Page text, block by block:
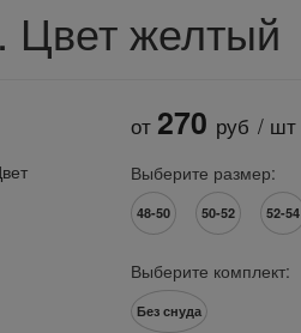
Цвет желтый
от 270 руб / шт
Выберите размер:
48-50 50-52 52-54
Выберите комплект:
Без снуда